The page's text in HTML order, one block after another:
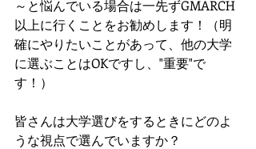
～と悩んでいる場合は一先ずGMARCH
以上に行くことをお勧めします！（明
確にやりたいことがあって、他の大学
に選ぶことはOKですし、"重要"で
す！）
皆さんは大学選びをするときにどのよ
うな視点で選んでいますか？